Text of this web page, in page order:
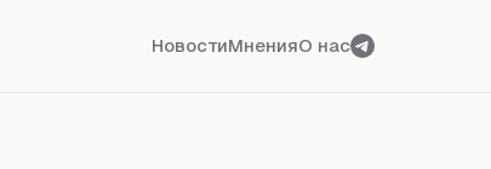
НовостиМненияО нас